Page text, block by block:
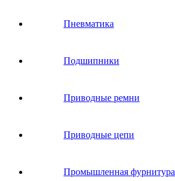
Пневматика
Подшипники
Приводные ремни
Приводные цепи
Промышленная фурнитура